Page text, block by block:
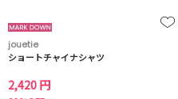
jouetie
ショートチャイナシャツ
2,420 円